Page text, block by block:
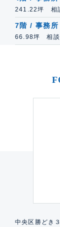
241.22坪 相
7階 / 事務
66.98坪 相談
中央区勝どき３